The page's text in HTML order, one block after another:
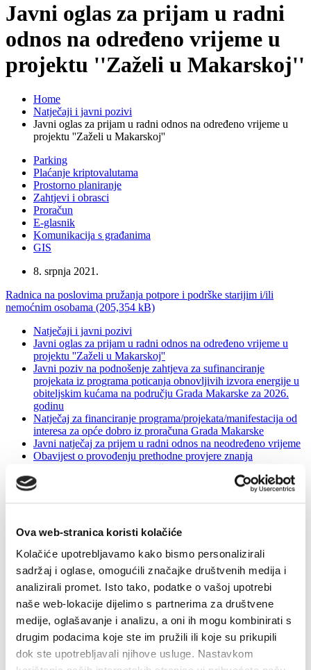
Ova web-stranica koristi kolačiće
Kolačiće upotrebljavamo kako bismo personalizirali
sadržaj i oglase, omogućili značajke društvenih medija i
analizirali promet. Isto tako, podatke o vašoj upotrebi
naše web-lokacije dijelimo s partnerima za društvene
medije, oglašavanje i analizu, a oni ih mogu kombinirati s
drugim podacima koje ste im pružili ili koje su prikupili
dok ste upotrebljavali njihove usluge. Nastavkom
Javni oglas za prijam u radni
odnos na određeno vrijeme u
projektu ''Zaželi u Makarskoj''
Home
Natječaji i javni pozivi
Javni oglas za prijam u radni odnos na određeno vrijeme u
projektu ''Zaželi u Makarskoj''
Parking
Plaćanje kriptovalutama
Prostorno planiranje
Zahtjevi i obrasci
Proračun
E-glasnik
Komunikacija s građanima
GIS
8. srpnja 2021.
Radnica na poslovima pružanja potpore i podrške starijim i/ili
nemoćnim osobama (205,354 kB)
Natječaji i javni pozivi
Javni oglas za prijam u radni odnos na određeno vrijeme u
projektu ''Zaželi u Makarskoj''
Javni poziv na podnošenje zahtjeva za sufinanciranje
projekata iz programa poticanja obnovljivih izvora energije u
obiteljskim kućama na području Grada Makarske za 2026.
godinu
Natječaj za financiranje programa/projekata/manifestacija od
interesa za opće dobro iz proračuna Grada Makarske
Javni natječaj za prijem u radni odnos na neodređeno vrijeme
Obavijest o provođenju prethodne provjere znanja
Javni natječaj za prijam u službu u Upravnom odjelu za
društvene djelatnosti
Javna ustanova Makarska razvojna agencija - MARA
Natječaj - stipendije za studente slabijeg imovnog stanja 2020-
Natječaj - stipendije za studente deficitarnih zanimanja 2020-
Natječaj - stipendije za studente umjetničkih studija 2020-
2021
Natječaj - stipendije za uspješne studente 2020-2021
Dodjela nagrada volonterima 2020.
Oglas za prijam u službu na određeno vrijeme
Javni natječaj za prijam u službu u Pogonu za obavljanje
komunalnih djelatnosti
Zakup poslovnih prostora u vlasništvu Grada Makarske
Obavijest i uputa kandidatima